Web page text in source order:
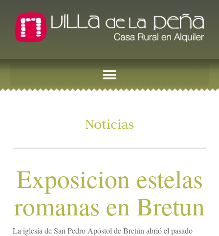
Noticias
Exposicion estelas
romanas en Bretun
La iglesia de San Pedro Apóstol de Bretún abrió el pasado